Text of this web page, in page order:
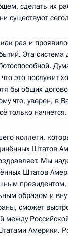
сделать их
существуют
раз и
Эта система
это послужит
бы общих
что, уверен, в
только начнется.
коллеги,
Штатов
Мы
Штатов
образом и
сможет
между
Америки.